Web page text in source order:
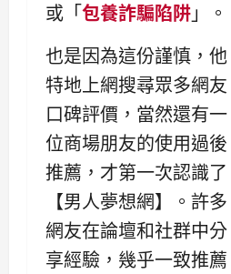
或「包養詐騙陷阱」。
也是因為這份謹慎，他
特地上網搜尋眾多網友
口碑評價，當然還有一
位商場朋友的使用過後
推薦，才第一次認識了
【男人夢想網】。許多
網友在論壇和社群中分
享經驗，幾乎一致推薦